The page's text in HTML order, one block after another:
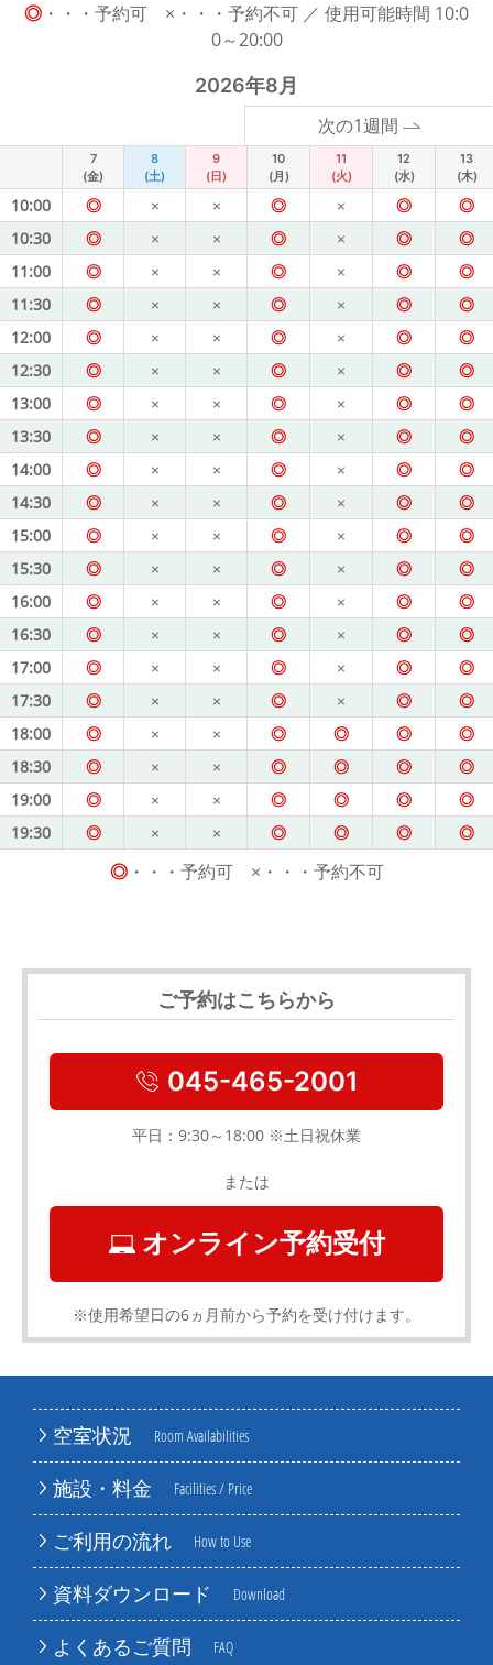
空室状況 Room Availabilities
施設・料金 Facilities / Price
ご利用の流れ How to Use
資料ダウンロード Download
よくあるご質問 FAQ
◎ ・・・予約可 ×・・・予約不可 ／ 使用可能時間 10:0
0～20:00
2026年8月
次の1週間
7
(金)
8
(土)
9
(日)
10
(月)
11
(火)
12
(水)
13
(木)
10:00 ◎ × × ◎ × ◎
◎
10:30
◎ × × ◎ × ◎
◎
11:00
◎ × × ◎ × ◎
◎
11:30
◎ × × ◎ × ◎
◎
12:00
◎ × × ◎ × ◎
◎
12:30
◎ × × ◎ × ◎
◎
13:00
◎ × × ◎ × ◎
◎
13:30
◎ × × ◎ × ◎
◎
14:00
◎ × × ◎ × ◎
◎
14:30
◎ × × ◎ × ◎
◎
15:00
◎ × × ◎ × ◎
◎
15:30
◎ × × ◎ × ◎
◎
16:00
◎ × × ◎ × ◎
◎
16:30
◎ × × ◎ × ◎
◎
17:00
◎ × × ◎ × ◎
◎
17:30
◎ × × ◎ × ◎
◎
18:00
◎ × × ◎ ◎ ◎
◎
18:30
◎ × × ◎ ◎ ◎
◎
19:00
◎ × × ◎ ◎ ◎
◎
19:30
◎ × × ◎ ◎ ◎ ◎
◎・・・予約可 ×・・・予約不可
ご予約はこちらから
045-465-2001
平日：9:30～18:00 ※土日祝休業
または
オンライン予約受付
※使用希望日の6ヵ月前から予約を受け付けます。